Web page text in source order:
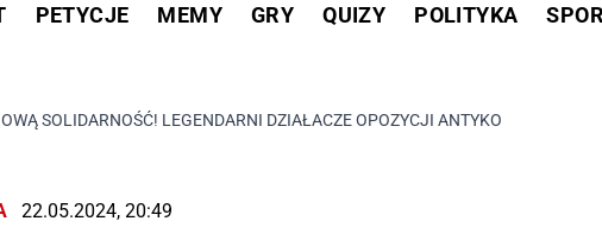
PETYCJE MEMY GRY QUIZY POLITYKA
SOLIDARNOŚĆ! LEGENDARNI DZIAŁACZE OPOZYCJI
22.05.2024, 20:49